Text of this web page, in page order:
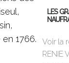
1766.
LES
Voir la
RENIE